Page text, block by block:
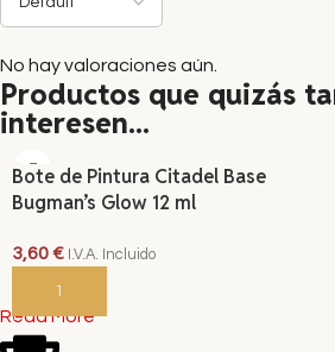
No hay valoraciones aún.
Productos que quizás
interesen...
Bote de Pintura Citadel Base
Bugman’s Glow 12 ml
3,60€ I.V.A. Incluido
AÑADIR AL CARRITO
Read More